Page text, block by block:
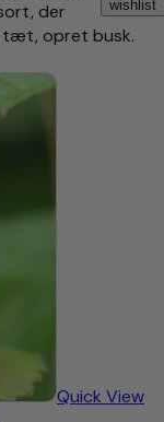
wishlist
der
tæt, opret busk.
Quick View